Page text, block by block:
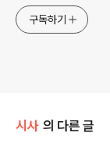
구독하기
시사 의 다른 글